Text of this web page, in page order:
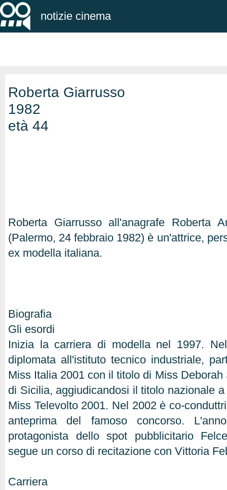
notizie cinema
Roberta Giarrusso
1982
età 44
Roberta Giarrusso all'anagrafe Roberta
(Palermo, 24 febbraio 1982) è un'attrice,
ex modella italiana.
Biografia
Gli esordi
Inizia la carriera di modella nel 1997.
diplomata all'istituto tecnico industriale,
Miss Italia 2001 con il titolo di Miss
di Sicilia, aggiudicandosi il titolo nazionale
Miss Televolto 2001. Nel 2002 è co-
anteprima del famoso concorso.
protagonista dello spot pubblicitario
segue un corso di recitazione con Vittoria
Carriera